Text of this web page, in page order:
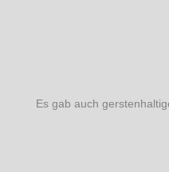
Es gab auch